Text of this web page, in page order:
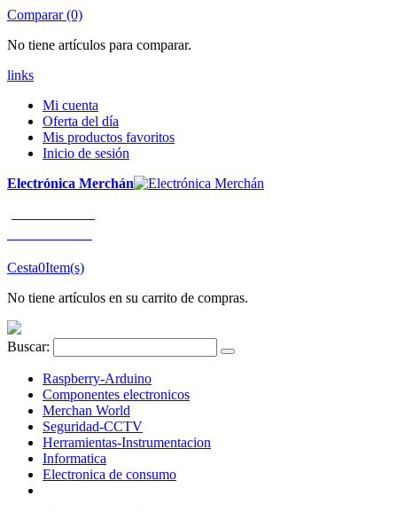
Comparar (0)
No tiene artículos para comparar.
links
Mi cuenta
Oferta del día
Mis productos favoritos
Inicio de sesión
Electrónica Merchán
Cesta0Item(s)
No tiene artículos en su carrito de compras.
Buscar:
Raspberry-Arduino
Componentes electronicos
Merchan World
Seguridad-CCTV
Herramientas-Instrumentacion
Informatica
Electronica de consumo